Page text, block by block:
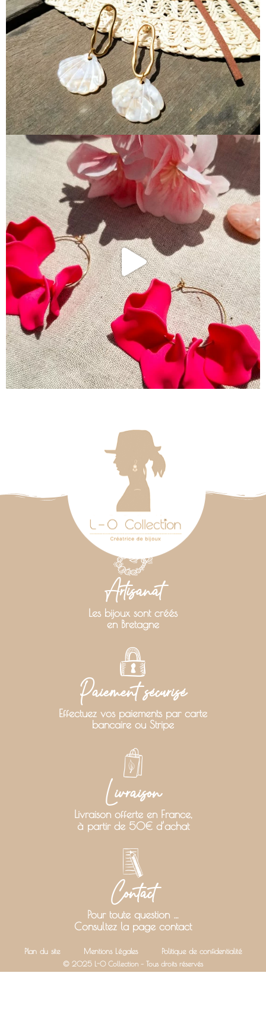
Artisanat
Les bijoux sont créés
en Bretagne
Paiement sécurisé
Effectuez vos paiements par carte
bancaire ou Stripe
Livraison
Livraison offerte en France,
à partir de 50€ d’achat
Contact
Pour toute question …
Consultez la page contact
Plan du site Mentions Légales Politique de confidentialité
© 2025 L-O Collection – Tous droits réservés